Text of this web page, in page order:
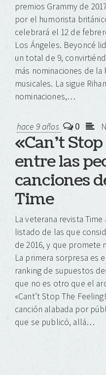
premios Grammy de
por el humorista
celebrará el 12 de
Los Ángeles. Beyoncé
un total de 9,
más nominaciones de
musicales. La sigue
nominaciones,…
hace 9 años 0
«Can’t
entre las
canciones
Time
La veterana revista
listado de las que
de 2016, y que promete
La primera sorpresa es
ranking de supuestos
que no es otro que el
«Cant’t Stop The
canción alabada por
que se publicó, allá…